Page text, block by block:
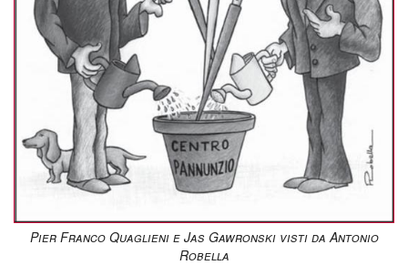
Pier Franco Quaglieni e Jas Gawronski visti da Antonio
Robella